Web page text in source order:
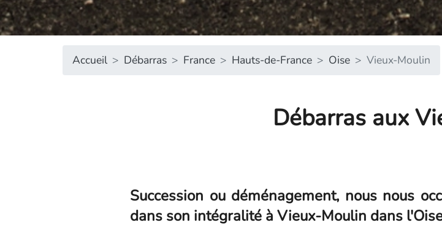
Accueil Débarras France Hauts-de-France Oise Vieux-Moulin
Débarras aux
Succession ou déménagement, nous nous
dans son intégralité à Vieux-Moulin dans